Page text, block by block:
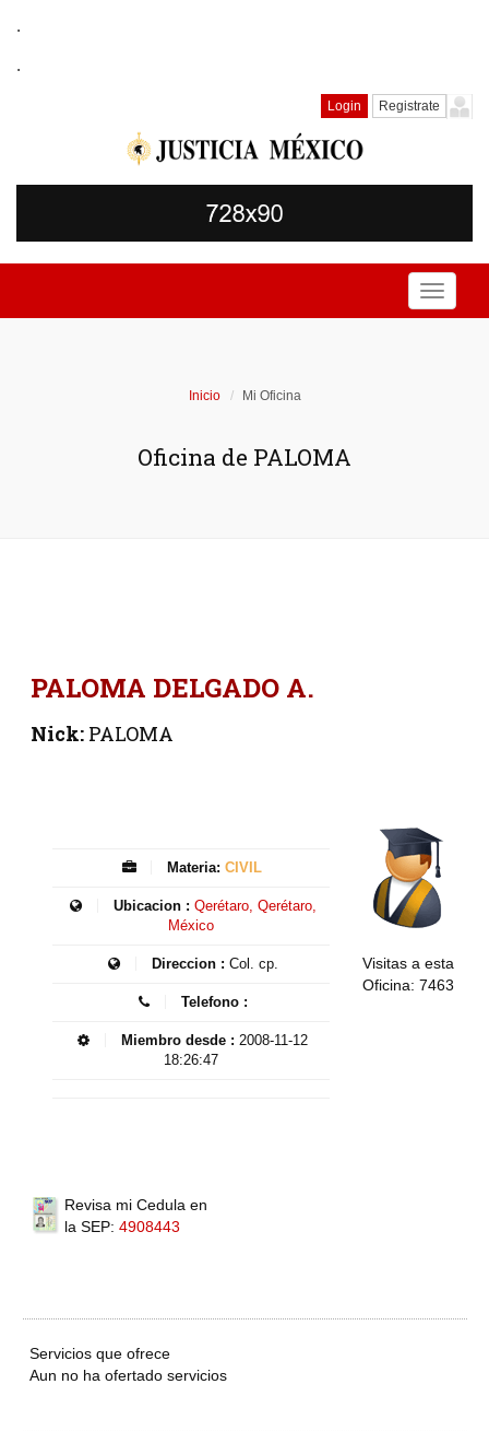
.
.
Login Registrate
Toggle
Inicio Mi Oficina
Oficina de PALOMA
PALOMA DELGADO A.
Nick:PALOMA
Materia: CIVIL
Ubicacion : Qerétaro, Qerétaro,
México
Direccion : Col. cp.
Telefono :
Miembro desde : 2008-11-12
18:26:47
Visitas a esta
Oficina: 7463
Revisa mi Cedula en
la SEP: 4908443
Servicios que ofrece
Aun no ha ofertado servicios